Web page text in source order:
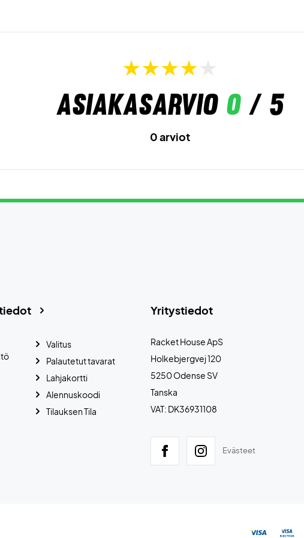
Asiakasarvio 0/ 5
0 arviot
Yritystiedot
Racket House ApS
Holkebjergvej 120
5250 Odense SV
Tanska
VAT: DK36931108
Evästeet
Valitus
Palautetut tavarat
Lahjakortti
Alennuskoodi
Tilauksen Tila